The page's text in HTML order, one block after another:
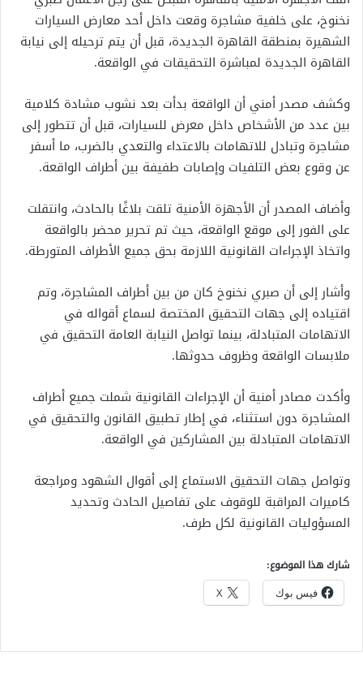
نخنوخ، على خلفية مشاجرة وقعت داخل أحد معارض السيارات
الشهيرة بمنطقة القاهرة الجديدة، قبل أن يتم ترحيله إلى نيابة
القاهرة الجديدة لمباشرة التحقيقات في الواقعة.
وكشف مصدر أمني أن الواقعة بدأت بعد نشوب مشادة كلامية
بين عدد من الأشخاص داخل معرض للسيارات، قبل أن تتطور إلى
مشاجرة وتبادل للاتهامات بالاعتداء والتعدي بالضرب، ما أسفر
عن وقوع بعض التلفيات وإصابات طفيفة بين أطراف الواقعة.
وأضاف المصدر أن الأجهزة الأمنية تلقت بلاغًا بالحادث، وانتقلت
على الفور إلى موقع الواقعة، حيث تم تحرير محضر بالواقعة
واتخاذ الإجراءات القانونية اللازمة بحق جميع الأطراف المتورطة.
وأشار إلى أن صبري نخنوخ كان من بين أطراف المشاجرة، وتم
اقتياده إلى جهات التحقيق المختصة لسماع أقواله في
الاتهامات المتبادلة، بينما تواصل النيابة العامة التحقيق في
ملابسات الواقعة وظروف حدوثها.
وأكدت مصادر أمنية أن الإجراءات القانونية شملت جميع أطراف
المشاجرة دون استثناء، في إطار تطبيق القانون والتحقيق في
الاتهامات المتبادلة بين المشاركين في الواقعة.
وتواصل جهات التحقيق الاستماع إلى أقوال الشهود ومراجعة
كاميرات المراقبة للوقوف على تفاصيل الحادث وتحديد
المسؤوليات القانونية لكل طرف.
شارك هذا الموضوع:
فيس بوك X